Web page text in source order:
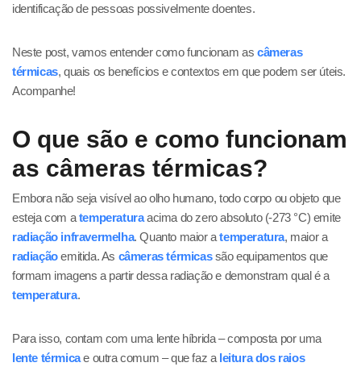
identificação de pessoas possivelmente doentes.
Neste post, vamos entender como funcionam as câmeras
térmicas, quais os benefícios e contextos em que podem ser úteis.
Acompanhe!
O que são e como funcionam
as câmeras térmicas?
Embora não seja visível ao olho humano, todo corpo ou objeto que
esteja com atemperaturaacima do zero absoluto (-273 °C) emite
radiação infravermelha. Quanto maior atemperatura, maior a
radiaçãoemitida. As câmeras térmicassão equipamentos que
formam imagens a partir dessa radiação e demonstram qual é a
temperatura.
Para isso, contam com uma lente híbrida – composta por uma
lente térmicae outra comum – que faz a leitura dos raios